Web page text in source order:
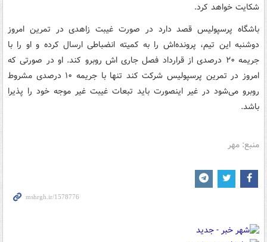
شکایت خواهد کرد.
باشگاه پرسپولیس قصد دارد در صورت غیبت زاهدی در تمرین امروز
دوشنبه این تیم، پرونده‌اش را به کمیته انضباطی ارسال کرده و او را با
جریمه ۲۰ درصدی از قرارداد فصل جاری اش روبرو کند. او در صورتی که
امروز در تمرین پرسپولیس شرکت کند تنها با جریمه ۱۰ درصدی مشروط
روبرو می‌شود در غیر اینصورت باید تبعات غیبت غیر موجه خود را پذیرا
باشد.
منبع: مهر